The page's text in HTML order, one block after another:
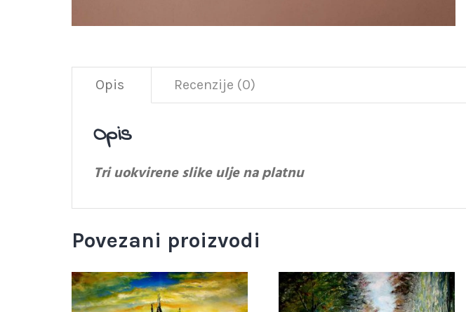
Opis Recenzije (0)
Opis
Tri uokvirene slike ulje na platnu
Povezani proizvodi